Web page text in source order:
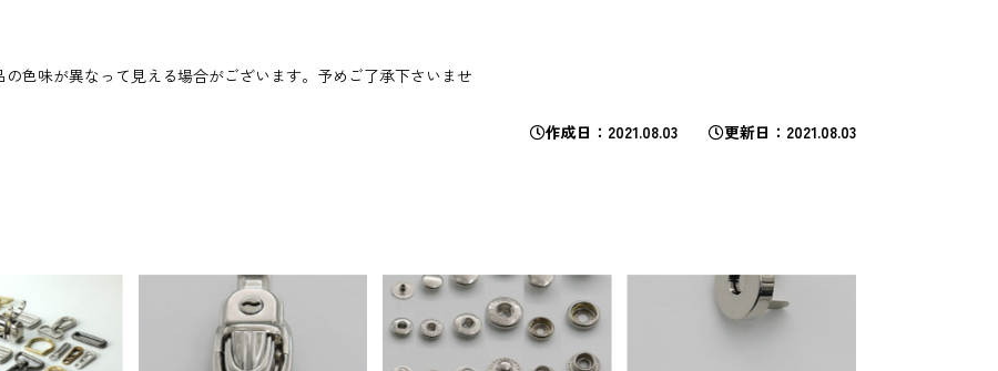
色味が異なって見える場合がございます。予めご了承下さいませ
作成日 2021.08.03 更新日 2021.08.03